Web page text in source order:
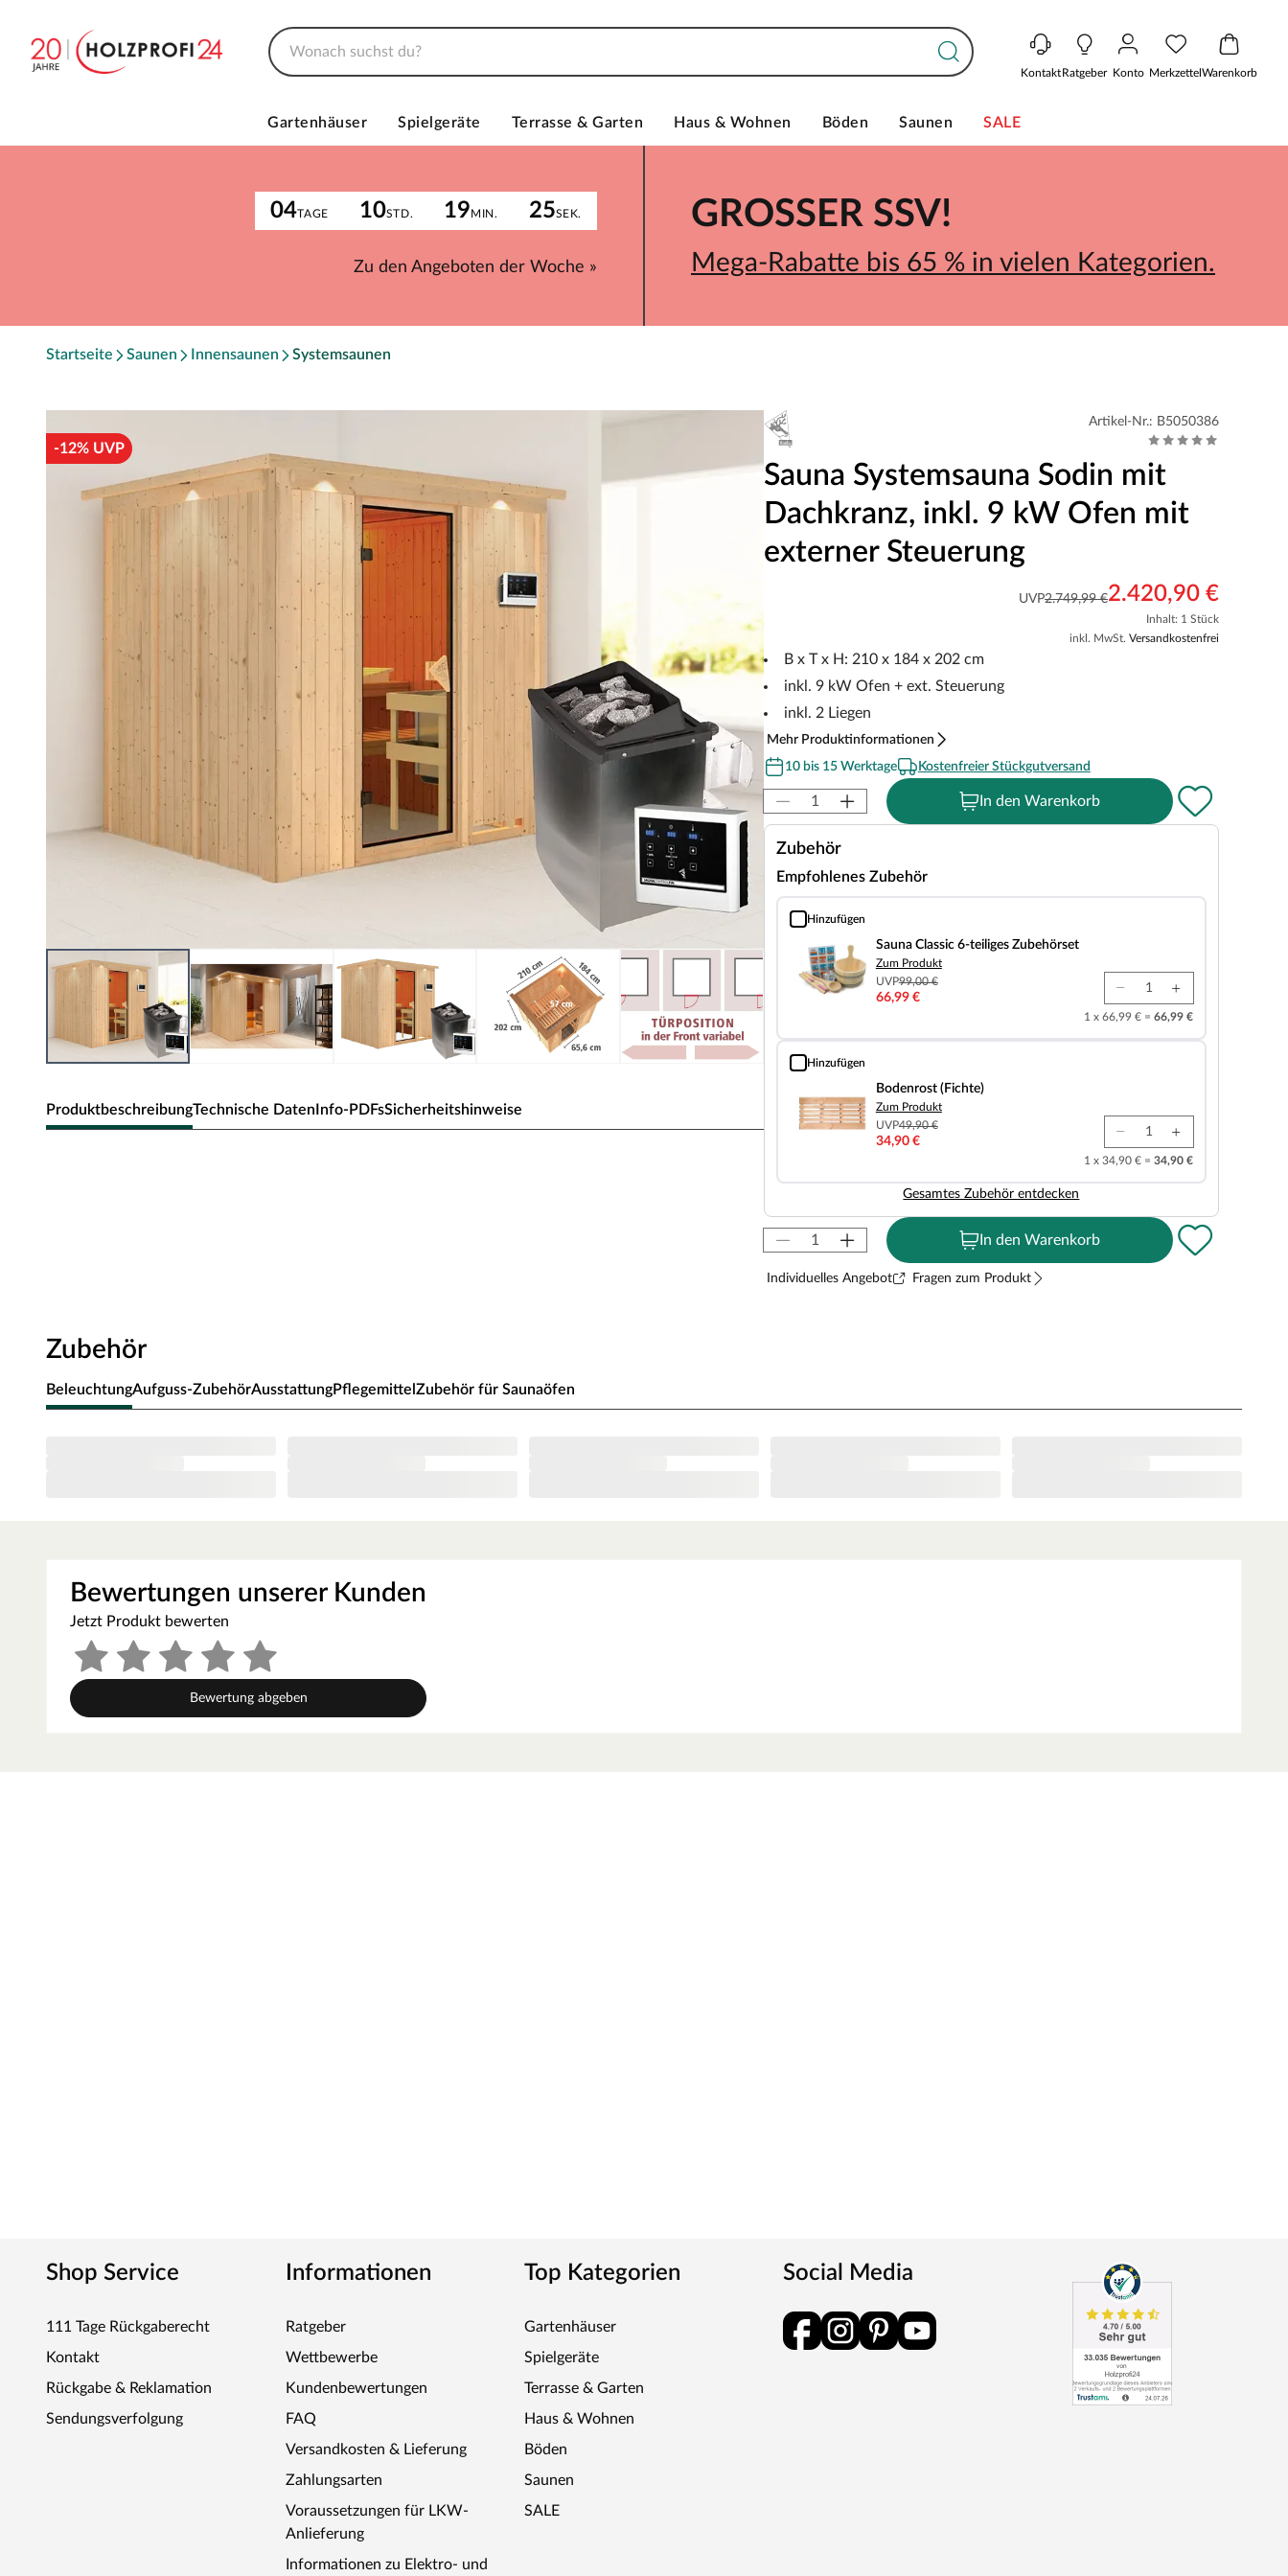
KontaktRatgeber Konto MerkzettelWarenkorb
Gartenhäuser Spielgeräte Terrasse & Garten Haus & Wohnen Böden Saunen SALE
04TAGE 10STD. 19MIN. 25SEK.
Zu den Angeboten der Woche »
GROSSER SSV!
Mega-Rabatte bis 65 % in vielen Kategorien.
Startseite Saunen Innensaunen Systemsaunen
-12% UVP
ProduktbeschreibungTechnische DatenInfo-PDFsSicherheitshinweise
beigefügten Montageanleitungen.
Artikel-Nr.: B5050386
Sauna Systemsauna Sodin mit
Dachkranz, inkl. 9 kW Ofen mit
externer Steuerung
UVP2.749,99 €2.420,90 €
Inhalt: 1 Stück
inkl. MwSt. Versandkostenfrei
B x T x H: 210 x 184 x 202 cm
inkl. 9 kW Ofen + ext. Steuerung
inkl. 2 Liegen
Mehr Produktinformationen
10 bis 15 Werktage
Kostenfreier Stückgutversand
In den Warenkorb
Zubehör
Empfohlenes Zubehör
Hinzufügen
Sauna Classic 6-teiliges Zubehörset
Sauna Classic 6-teiliges Zubehörset
Zum Produkt
UVP99,00 €
66,99 €
1 x 66,99 € = 66,99 €
Hinzufügen
Bodenrost (Fichte)
Bodenrost (Fichte)
Zum Produkt
UVP49,90 €
34,90 €
1 x 34,90 € = 34,90 €
Gesamtes Zubehör entdecken
In den Warenkorb
Individuelles Angebot Fragen zum Produkt
Zubehör
BeleuchtungAufguss-ZubehörAusstattungPflegemittel Zubehör für Saunaöfen
Bewertungen unserer Kunden
Jetzt Produkt bewerten
Bewertung abgeben
Shop Service
111 Tage Rückgaberecht
Kontakt
Rückgabe & Reklamation
Sendungsverfolgung
Informationen
Ratgeber
Wettbewerbe
Kundenbewertungen
FAQ
Versandkosten & Lieferung
Zahlungsarten
Voraussetzungen für LKW-
Anlieferung
Informationen zu Elektro- und
Top Kategorien
Gartenhäuser
Spielgeräte
Terrasse & Garten
Haus & Wohnen
Böden
Saunen
SALE
Social Media